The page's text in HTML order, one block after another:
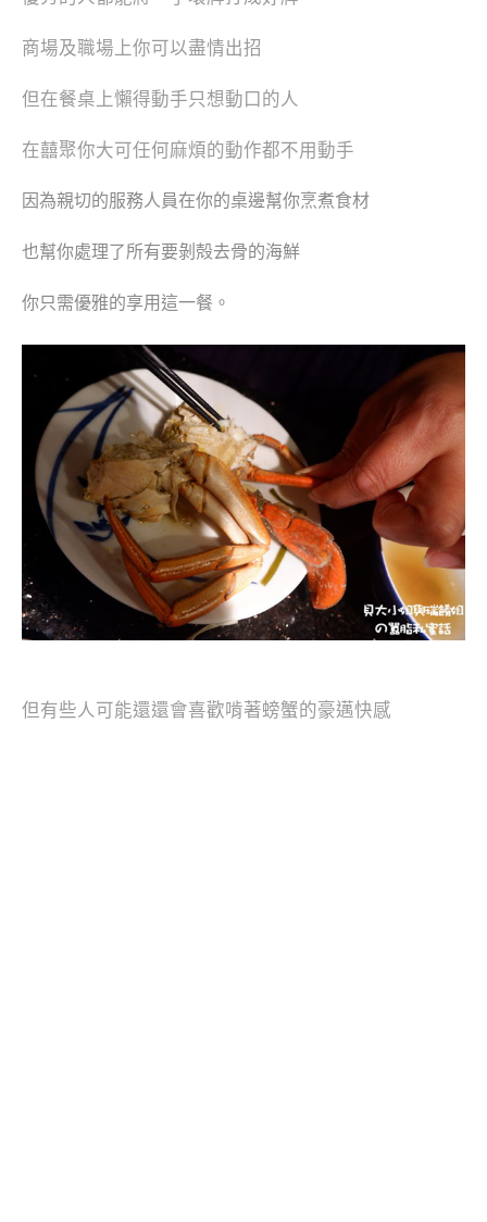
商場及職場上你可以盡情出招
但在餐桌上懶得動手只想動口的人
在囍聚你大可任何麻煩的動作都不用動手
因為親切的服務人員在你的桌邊幫你烹煮食材
也幫你處理了所有要剝殻去骨的海鮮
你只需優雅的享用這一餐。
但有些人可能還還會喜歡啃著螃蟹的豪邁快感